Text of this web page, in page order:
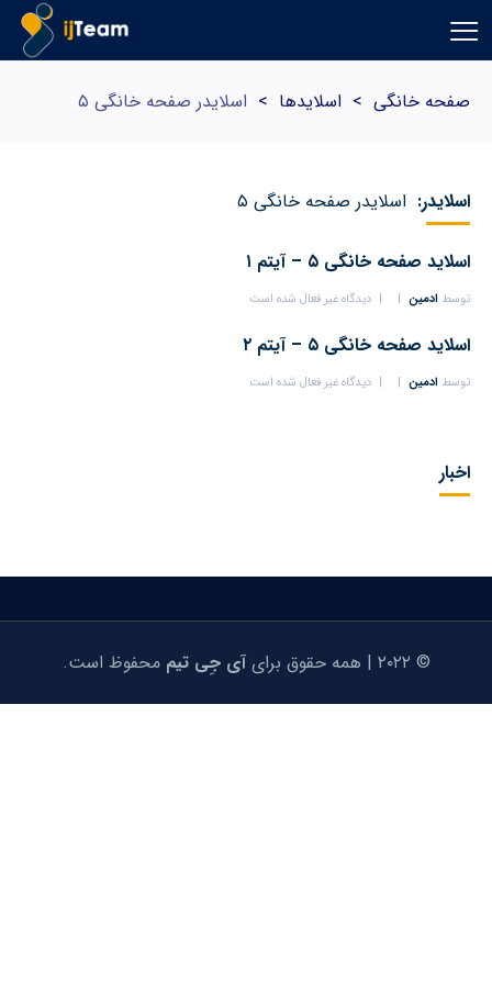
صفحه خانگی > اسلایدها > اسلایدر صفحه خانگی ۵
اسلایدر: اسلایدر صفحه خانگی ۵
اسلاید صفحه خانگی ۵ – آیتم ۱
توسط ادمین دیدگاه غیر فعال شده است
اسلاید صفحه خانگی ۵ – آیتم ۲
توسط ادمین دیدگاه غیر فعال شده است
اخبار
© ۲۰۲۲ | همه حقوق برای آی جِی تیم محفوظ است.